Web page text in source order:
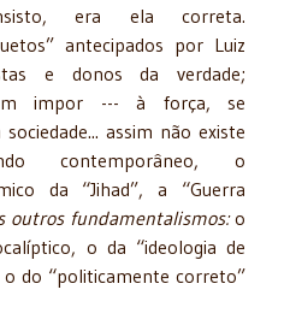
era ela correta.
antecipados por Luiz
e donos da verdade;
impor --- à força, se
assim não existe
contemporâneo, o
da “Jihad”, a “Guerra
outros fundamentalismos:o
o da “ideologia de
do “politicamente correto”